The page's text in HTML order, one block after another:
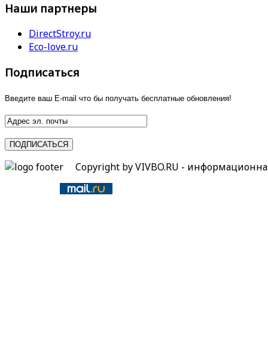
Наши партнеры
DirectStroy.ru
Eco-love.ru
Подписаться
Введите ваш E-mail что бы получать бесплатные обновления!
Copyright by VIVBO.RU -